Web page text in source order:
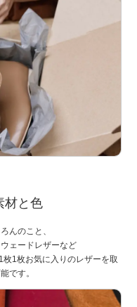
材と色
んのこと、
ェードレザーなど
1枚お気に入りのレザーを取
です。